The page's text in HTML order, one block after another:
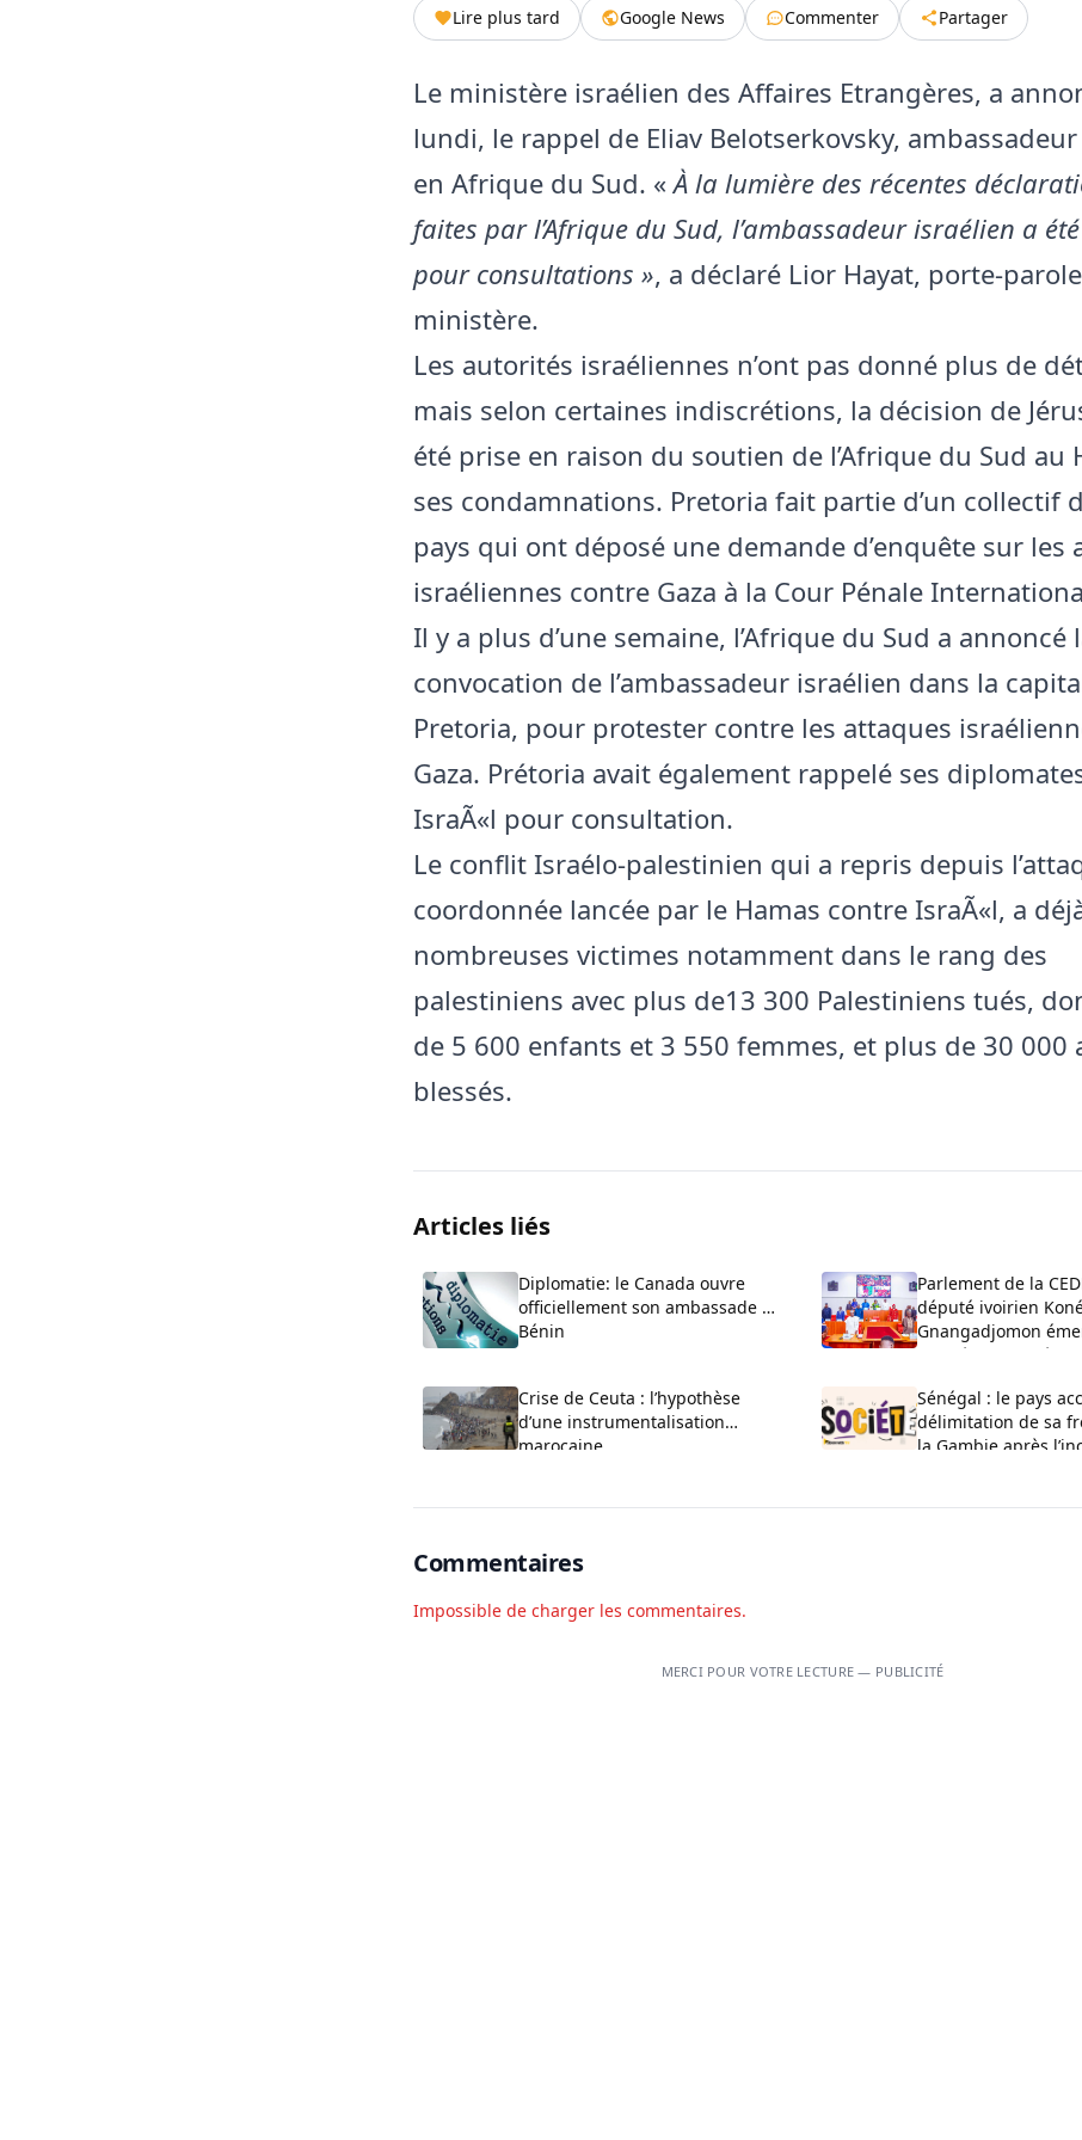
Lire plus tard Google News Commenter Partager
Le ministère israélien des Affaires Etrangères, a
lundi, le rappel de Eliav Belotserkovsky, ambassadeur
en Afrique du Sud. «À la lumière des récentes
faites par l’Afrique du Sud, l’ambassadeur israélien a
pour consultations », a déclaré Lior Hayat, porte-
ministère.
Les autorités israéliennes n’ont pas donné plus de
mais selon certaines indiscrétions, la décision de
été prise en raison du soutien de l’Afrique du Sud au
ses condamnations. Pretoria fait partie d’un collectif
pays qui ont déposé une demande d’enquête sur les
israéliennes contre Gaza à la Cour Pénale
Il y a plus d’une semaine, l’Afrique du Sud a annoncé
convocation de l’ambassadeur israélien dans la
Pretoria, pour protester contre les attaques
Gaza. Prétoria avait également rappelé ses
IsraÃ«l pour consultation.
Le conflit Israélo-palestinien qui a repris depuis
coordonnée lancée par le Hamas contre IsraÃ«l, a
nombreuses victimes notamment dans le rang des
palestiniens avec plus de13 300 Palestiniens tués,
de 5 600 enfants et 3 550 femmes, et plus de 30 000
blessés.
Articles liés
Diplomatie: le Canada ouvre
officiellement son ambassade au
Bénin
Parlement de la
député ivoirien
Gnangadjomon
son séjour au Bénin
Crise de Ceuta : l’hypothèse
d’une instrumentalisation
marocaine
Sénégal : le pays
délimitation de sa
la Gambie après
Commentaires
Impossible de charger les commentaires.
MERCI POUR VOTRE LECTURE — PUBLICITÉ